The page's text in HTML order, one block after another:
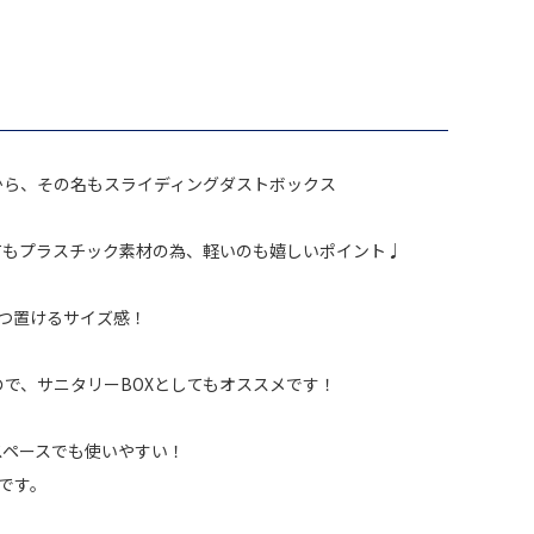
、その名もスライディングダストボックス
プラスチック素材の為、軽いのも嬉しいポイント♩
置けるサイズ感！
、サニタリーBOXとしてもオススメです！
ースでも使いやすい！
。